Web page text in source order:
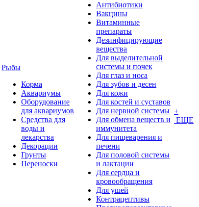
Рыбы
Корма
Аквариумы
Оборудование
для аквариумов
Средства для
воды и
лекарства
Декорации
Грунты
Переноски
Антибиотики
Вакцины
Витаминные
препараты
Дезинфицирующие
вещества
Для выделительной
системы и почек
Для глаз и носа
Для зубов и десен
Для кожи
Для костей и суставов
Для нервной системы
Для обмена веществ и
иммунитета
Для пищеварения и
печени
Для половой системы
и лактации
Для сердца и
кровообращения
Для ушей
Контрацептивы
+
ЕЩЕ